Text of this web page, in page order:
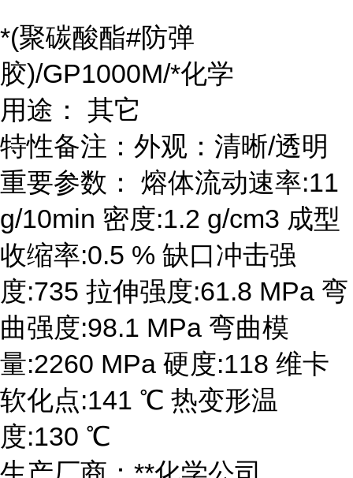
*(聚碳酸酯#防弹
胶)/GP1000M/*化学
用途： 其它
特性备注：外观：清晰/透明
重要参数： 熔体流动速率:11
g/10min 密度:1.2 g/cm3 成型
收缩率:0.5 % 缺口冲击强
度:735 拉伸强度:61.8 MPa 弯
曲强度:98.1 MPa 弯曲模
量:2260 MPa 硬度:118 维卡
软化点:141 ℃ 热变形温
度:130 ℃